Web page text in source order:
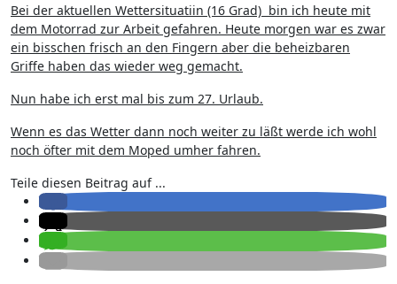
Bei der aktuellen Wettersituatiin (16 Grad) bin ich heute mit
dem Motorrad zur Arbeit gefahren. Heute morgen war es zwar
ein bisschen frisch an den Fingern aber die beheizbaren
Griffe haben das wieder weg gemacht.
Nun habe ich erst mal bis zum 27. Urlaub.
Wenn es das Wetter dann noch weiter zu läßt werde ich wohl
noch öfter mit dem Moped umher fahren.
Teile diesen Beitrag auf ...